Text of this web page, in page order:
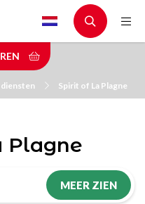
Spirit of La Plagne
Plagne
MEER ZIEN